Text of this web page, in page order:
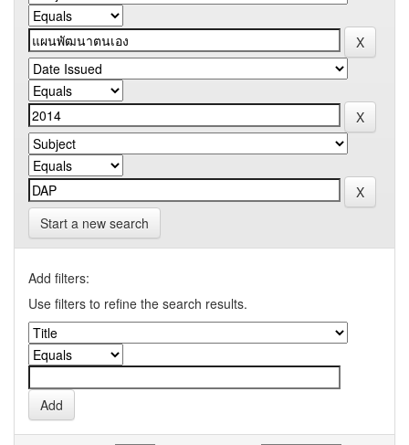
Start a new search
Add filters:
Use filters to refine the search results.